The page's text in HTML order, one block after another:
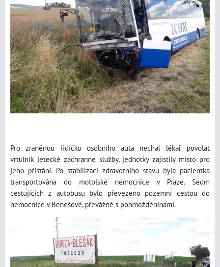
Pro zraněnou řidičku osobního auta nechal lékař povolat
vrtulník letecké záchranné služby, jednotky zajistily místo pro
jeho přistání. Po stabilizaci zdravotního stavu byla pacientka
transportována do motolské nemocnice v Praze. Sedm
cestujících z autobusu bylo převezeno pozemní cestou do
nemocnice v Benešově, převážně s pohmožděninami.